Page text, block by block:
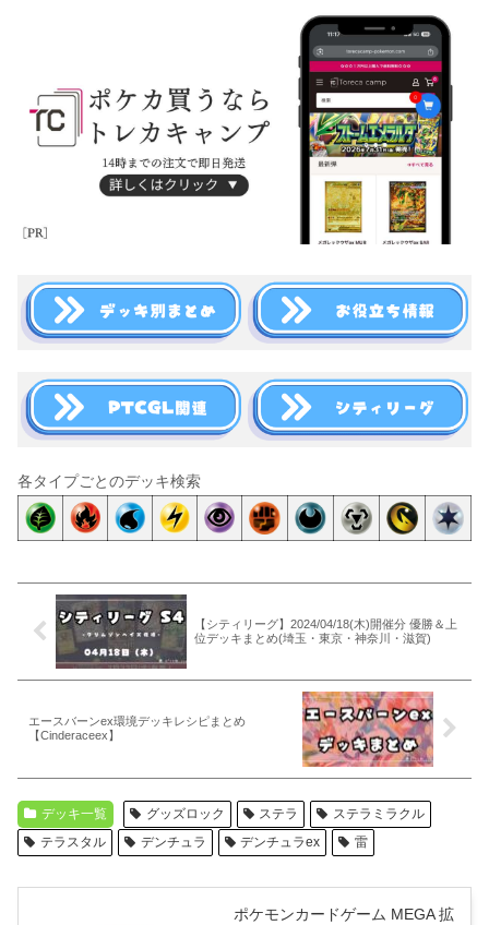
各タイプごとのデッキ検索
【シティリーグ】2024/04/18(木)開催分 優勝＆上
位デッキまとめ(埼玉・東京・神奈川・滋賀)
エースバーンex環境デッキレシピまとめ
【Cinderaceex】
デッキ一覧 グッズロック ステラ
ステラミラクル
テラスタル
デンチュラ デンチュラex 雷
ポケモンカードゲーム MEGA 拡